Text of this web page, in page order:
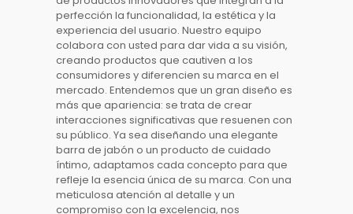
perfección la funcionalidad, la estética y la
experiencia del usuario. Nuestro equipo
colabora con usted para dar vida a su visión,
creandoproductos que cautiven a los
consumidores y diferencien su marca en el
mercado. Entendemos que un grandiseño es
más que apariencia: se trata de crear
interacciones significativas que resuenen con
su público. Ya sea diseñando una elegante
barra de jabón o un producto decuidado
íntimo, adaptamos cada concepto para que
refleje la esencia única de su marca. Con una
meticulosa atención al detalle y un
compromiso con la excelencia, nos